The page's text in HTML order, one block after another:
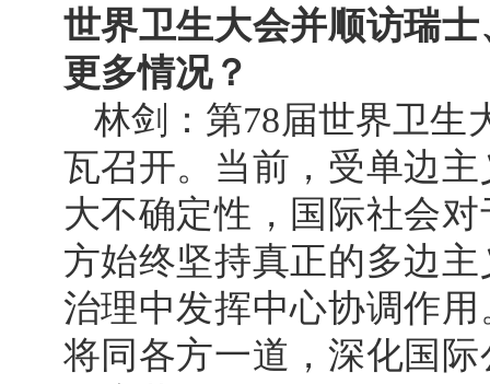
世界卫生大会并顺访瑞
更多情况？
林剑：第78届世界卫生
瓦召开。当前，受单边
大不确定性，国际社会
方始终坚持真正的多边
治理中发挥中心协调作
将同各方一道，深化国